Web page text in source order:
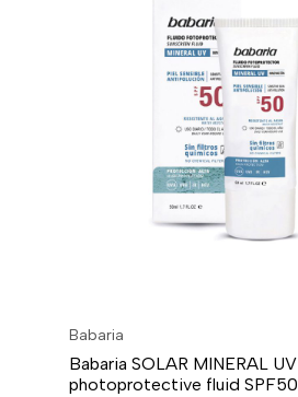
Babaria
Babaria SOLAR MINERAL
photoprotective fluid